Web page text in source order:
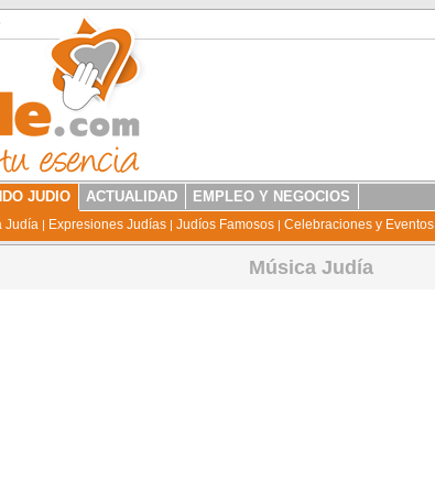
JUDIO ACTUALIDAD EMPLEO Y NEGOCIOS
Judía | Expresiones Judías | Judíos Famosos | Celebraciones y Eventos
Música Judía